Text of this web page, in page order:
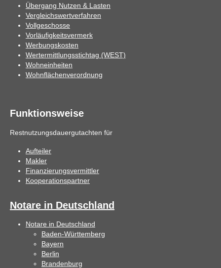
Übergang Nutzen & Lasten
Vergleichswertverfahren
Vollgeschosse
Vorläufigkeitsvermerk
Werbungskosten
Wertermittlungsstichtag (WEST)
Wohneinheiten
Wohnflächenverordnung
Funktionsweise
Restnutzungsdauergutachten für
Aufteiler
Makler
Finanzierungsvermittler
Kooperationspartner
Notare in Deutschland
Notare in Deutschland
Baden-Württemberg
Bayern
Berlin
Brandenburg